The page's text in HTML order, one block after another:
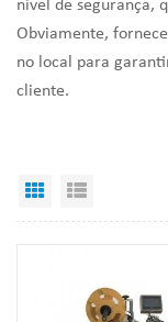
Obviamente,
no local para
cliente.
Visualização